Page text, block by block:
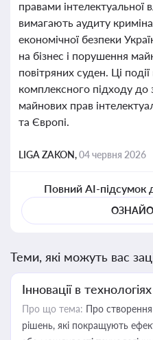
правами інтелектуальної
вимагають аудиту
економічної безпеки
на бізнес і порушення
повітряних суден. Ці
комплексного підходу до
майнових прав
та Європі.
LIGA ZAKON,04 червня 2026
Повний AI-підсумок
Теми, які можуть вас
Інновації в технологіях
Про що тема: Про
рішень, які покращують